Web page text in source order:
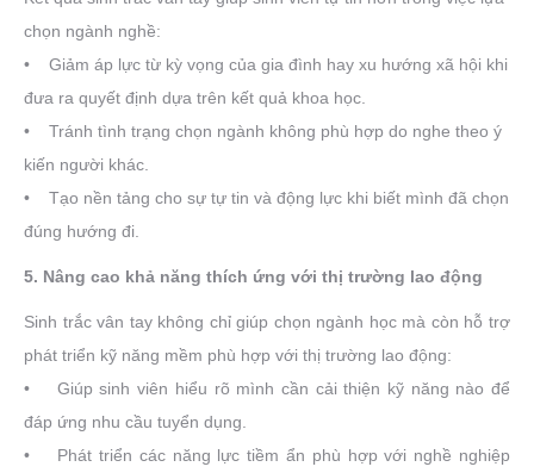
chọn ngành nghề:
• Giảm áp lực từ kỳ vọng của gia đình hay xu hướng xã hội khi
đưa ra quyết định dựa trên kết quả khoa học.
• Tránh tình trạng chọn ngành không phù hợp do nghe theo ý
kiến người khác.
• Tạo nền tảng cho sự tự tin và động lực khi biết mình đã chọn
đúng hướng đi.
5. Nâng cao khả năng thích ứng với thị trường lao động
Sinh trắc vân tay không chỉ giúp chọn ngành học mà còn hỗ trợ
phát triển kỹ năng mềm phù hợp với thị trường lao động:
• Giúp sinh viên hiểu rõ mình cần cải thiện kỹ năng nào để
đáp ứng nhu cầu tuyển dụng.
• Phát triển các năng lực tiềm ẩn phù hợp với nghề nghiệp